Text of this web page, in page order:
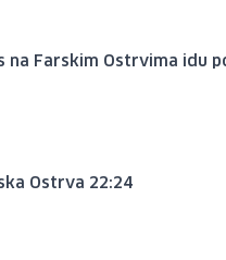
na Farskim Ostrvima idu
Ostrva 22:24